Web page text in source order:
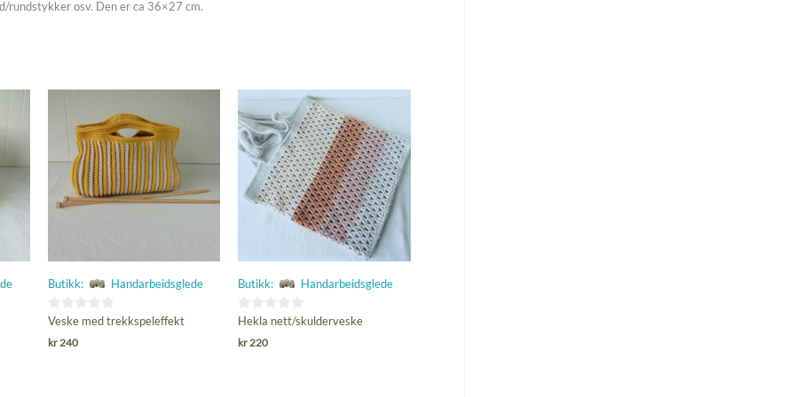
rundstykker osv. Den er ca 36×27 cm.
Butikk: Handarbeidsglede
0
ut
Veske med trekkspeleffekt
kr240
Butikk: Handarbeidsglede
0
ut
Hekla nett/skulderveske
kr 220